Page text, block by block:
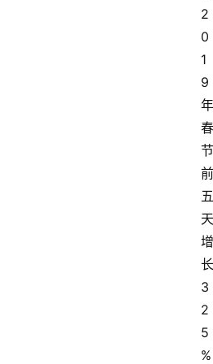
2
0
1
9
年
春
节
前
五
天
增
长
3
2
5
%